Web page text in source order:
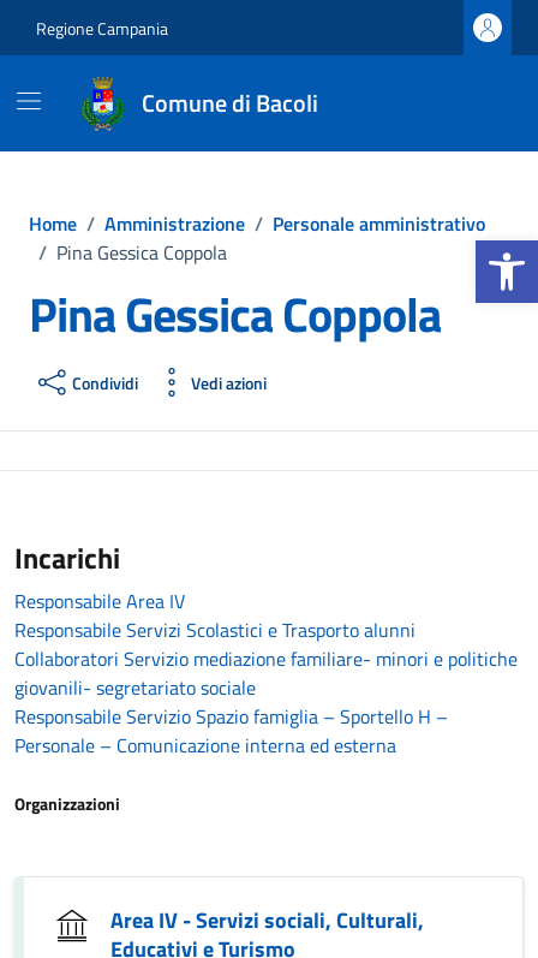
Apri la
Regione Campania
Comune di Bacoli
Home / Amministrazione / Personale amministrativo
/ Pina Gessica Coppola
Pina Gessica Coppola
Condividi Vedi azioni
Incarichi
Responsabile Area IV
Responsabile Servizi Scolastici e Trasporto alunni
Collaboratori Servizio mediazione familiare- minori e politiche
giovanili- segretariato sociale
Responsabile Servizio Spazio famiglia – Sportello H –
Personale – Comunicazione interna ed esterna
Organizzazioni
Area IV - Servizi sociali, Culturali,
Educativi e Turismo